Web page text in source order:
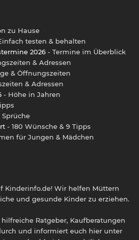
zu Hause
testen & behalten
2026 - Termine im Überblick
& Adressen
& Öffnungszeiten
& Adressen
- Höhe in Jahren
Sprüche
- 180 Wünsche & 9 Tipps
für Jungen & Mädchen
Kinderinfo.de! Wir helfen Müttern
und gesunde Kinder zu erziehen.
Ratgeber, Kaufberatungen
und informiert euch hier unter